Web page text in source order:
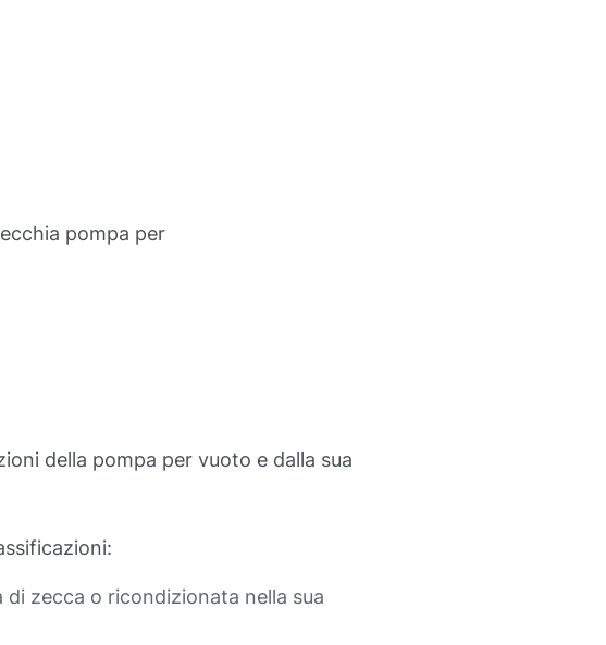
pompa per
della pompa per vuoto e dalla sua
zecca o ricondizionata nella sua